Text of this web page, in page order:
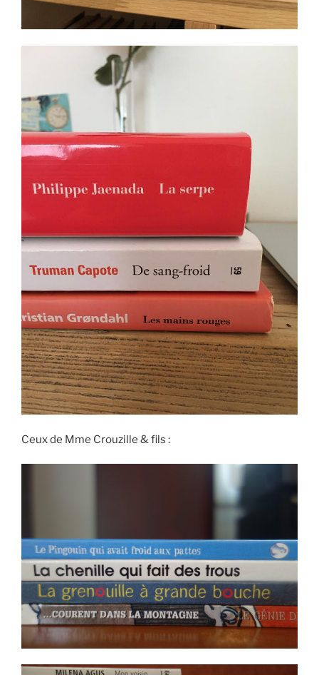
Ceux de Mme Crouzille & fils :